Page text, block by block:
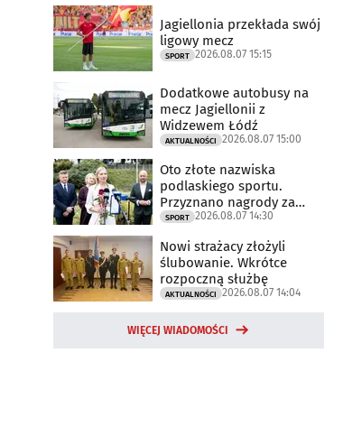
Jagiellonia przekłada swój
ligowy mecz
SPORT 2026.08.07 15:15
Dodatkowe autobusy na
mecz Jagiellonii z
Widzewem Łódź
AKTUALNOŚCI 2026.08.07 15:00
Oto złote nazwiska
podlaskiego sportu.
Przyznano nagrody za
2025 rok
SPORT 2026.08.07 14:30
Nowi strażacy złożyli
ślubowanie. Wkrótce
rozpoczną służbę
AKTUALNOŚCI 2026.08.07 14:04
WIĘCEJ WIADOMOŚCI